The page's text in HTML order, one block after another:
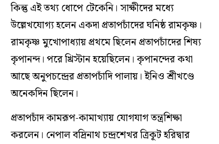
কিন্তু এই তথ্য ধোপে টেকেনি। সাক্ষীদের মধ্যে
উল্লেখযোগ্য হলেন একদা প্রতাপচাঁদের ঘনিষ্ঠ রামকৃষ্ণ।
রামকৃষ্ণ মুখোপাধ্যায় প্রথমে ছিলেন প্রতাপচাঁদের শিষ্য
কৃপানন্দ। পরে খ্রিস্টান হয়েছিলেন। কৃপানন্দের কথা
আছে অনুপচন্দ্রের প্রতাপচাঁদি পালায়। ইনিও শ্রীখণ্ডে
অনেকদিন ছিলেন।
প্রতাপচাঁদ কামরূপ-কামাখ্যায় যোগযাগ তন্ত্রশিক্ষা
করলেন। নেপাল বদ্রিনাথ চন্দ্রশেখর ত্রিকূট হরিদ্বার